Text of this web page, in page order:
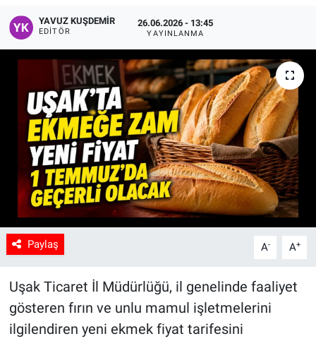
YAVUZ KUŞDEMIR
EDITÖR
26.06.2026 - 13:45
YAYINLANMA
Paylaş A- A+
Uşak Ticaret İl Müdürlüğü, il genelinde faaliyet
gösteren fırın ve unlu mamul işletmelerini
ilgilendiren yeni ekmek fiyat tarifesini
Son Dakika
Spor
Uşak Haberleri